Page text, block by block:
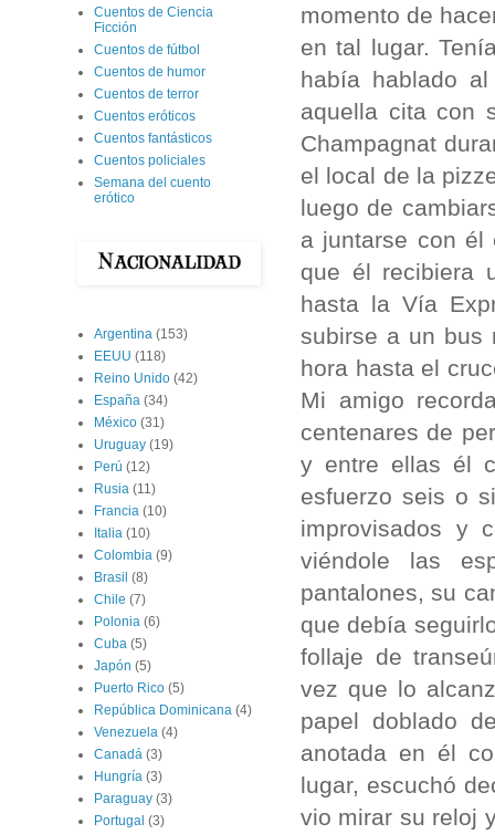
momento de
en tal lugar.
había hablado
aquella cita con
Champagnat
el local de la
luego de
a juntarse con él
que él recibiera
hasta la Vía
subirse a un bus
hora hasta el
Mi amigo
centenares de
y entre ellas él
esfuerzo seis o
improvisados y
viéndole las
pantalones, su
que debía
follaje de
vez que lo
papel doblado
anotada en él
lugar, escuchó
vio mirar su reloj
Cuentos de Ciencia
Ficción
Cuentos de fútbol
Cuentos de humor
Cuentos de terror
Cuentos eróticos
Cuentos fantásticos
Cuentos policiales
Semana del cuento
erótico
Argentina (153)
EEUU (118)
Reino Unido (42)
España (34)
México (31)
Uruguay (19)
Perú (12)
Rusia (11)
Francia (10)
Italia (10)
Colombia (9)
Brasil (8)
Chile (7)
Polonia (6)
Cuba (5)
Japón (5)
Puerto Rico (5)
República Dominicana (4)
Venezuela (4)
Canadá (3)
Hungría (3)
Paraguay (3)
Portugal (3)